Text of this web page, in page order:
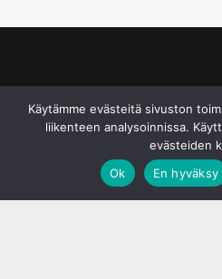
Käytämme evästeitä sivuston
liikenteen analysoinnissa.
evästeiden
Ok
En hyväksy